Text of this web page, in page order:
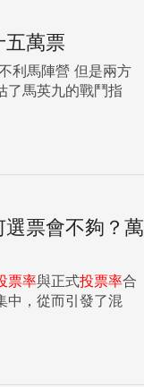
五萬票
陣營 但是兩方
了馬英九的戰鬥指
票會不夠？萬
票率與正式投票率合
中，從而引發了混